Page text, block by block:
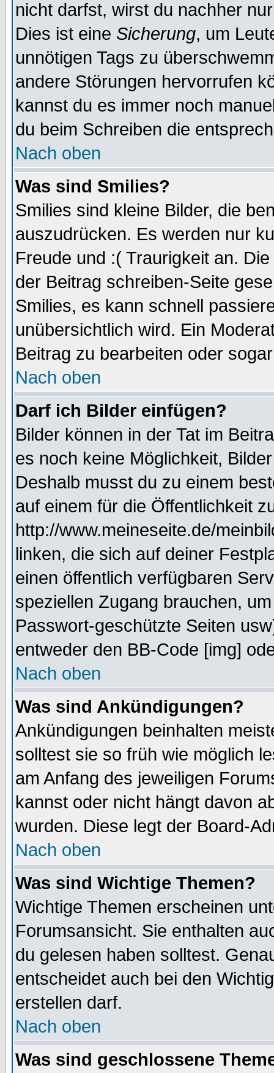
nicht darfst, wirst du nachher
Dies ist eine Sicherung, um
unnötigen Tags zu
andere Störungen hervorrufen
kannst du es immer noch
du beim Schreiben die
Nach oben
Was sind Smilies?
Smilies sind kleine Bilder, die
auszudrücken. Es werden nur
Freude und :( Traurigkeit an.
der Beitrag schreiben-Seite
Smilies, es kann schnell
unübersichtlich wird. Ein
Beitrag zu bearbeiten oder
Nach oben
Darf ich Bilder einfügen?
Bilder können in der Tat im
es noch keine Möglichkeit,
Deshalb musst du zu einem
auf einem für die Öffentlichkeit
http://www.meineseite.de/
linken, die sich auf deiner
einen öffentlich verfügbaren
speziellen Zugang brauchen,
Passwort-geschützte Seiten
entweder den BB-Code [img]
Nach oben
Was sind Ankündigungen?
Ankündigungen beinhalten
solltest sie so früh wie möglich
am Anfang des jeweiligen
kannst oder nicht hängt davon
wurden. Diese legt der Board-
Nach oben
Was sind Wichtige Themen?
Wichtige Themen erscheinen
Forumsansicht. Sie enthalten
du gelesen haben solltest.
entscheidet auch bei den
erstellen darf.
Nach oben
Was sind geschlossene